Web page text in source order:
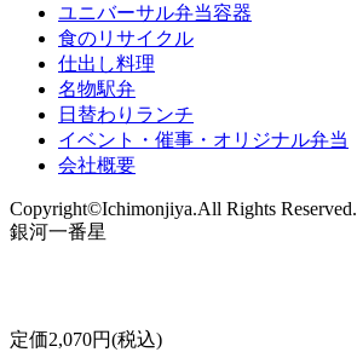
ユニバーサル弁当容器
食のリサイクル
仕出し料理
名物駅弁
日替わりランチ
イベント・催事・オリジナル弁当
会社概要
Copyright©Ichimonjiya.All Rights Reserved.
銀河一番星
定価2,070円(税込)